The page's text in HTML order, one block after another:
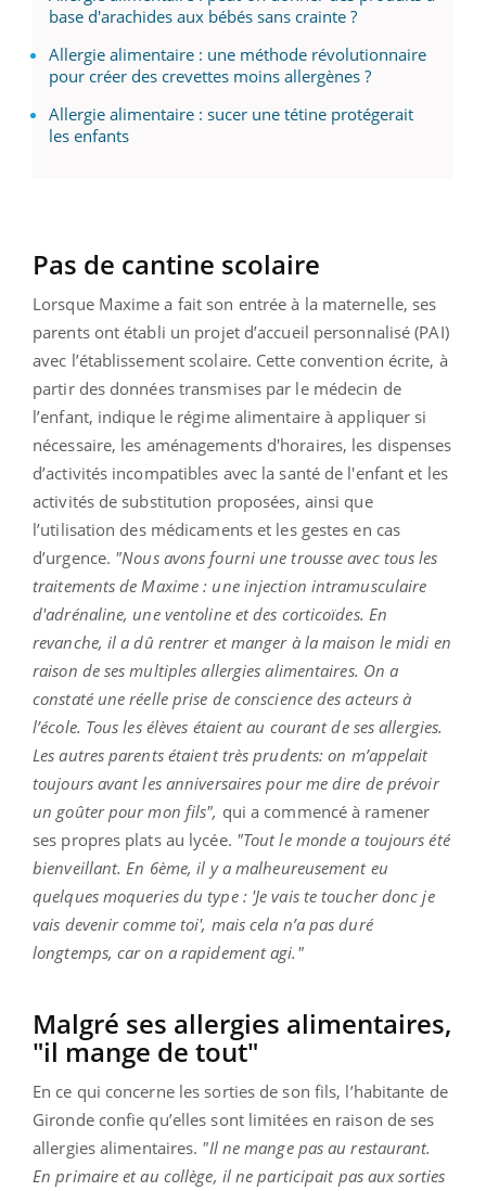
base d'arachides aux bébés sans crainte ?
Allergie alimentaire : une méthode révolutionnaire
pour créer des crevettes moins allergènes ?
Allergie alimentaire : sucer une tétine protégerait
les enfants
Pas de cantine scolaire
Lorsque Maxime a fait son entrée à la maternelle, ses
parents ont établi un projet d’accueil personnalisé (PAI)
avec l’établissement scolaire. Cette convention écrite, à
partir des données transmises par le médecin de
l’enfant, indique le régime alimentaire à appliquer si
nécessaire, les aménagements d'horaires, les dispenses
d’activités incompatibles avec la santé de l'enfant et les
activités de substitution proposées, ainsi que
l’utilisation des médicaments et les gestes en cas
d’urgence. "Nous avons fourni une trousse avec tous les
traitements de Maxime : une injection intramusculaire
d'adrénaline, une ventoline et des corticoïdes. En
revanche, il a dû rentrer et manger à la maison le midi en
raison de ses multiples allergies alimentaires. On a
constaté une réelle prise de conscience des acteurs à
l’école. Tous les élèves étaient au courant de ses allergies.
Les autres parents étaient très prudents: on m’appelait
toujours avant les anniversaires pour me dire de prévoir
un goûter pour mon fils", qui a commencé à ramener
ses propres plats au lycée. "Tout le monde a toujours été
bienveillant. En 6ème, il y a malheureusement eu
quelques moqueries du type : 'Je vais te toucher donc je
vais devenir comme toi', mais cela n’a pas duré
longtemps, car on a rapidement agi."
Malgré ses allergies alimentaires,
"il mange de tout"
En ce qui concerne les sorties de son fils, l’habitante de
Gironde confie qu’elles sont limitées en raison de ses
allergies alimentaires. "Il ne mange pas au restaurant.
En primaire et au collège, il ne participait pas aux sorties